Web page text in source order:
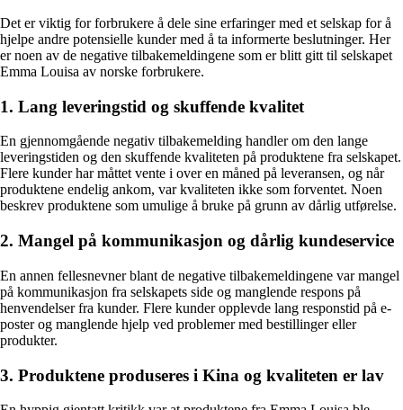
Det er viktig for forbrukere å dele sine erfaringer med et selskap for å
hjelpe andre potensielle kunder med å ta informerte beslutninger. Her
er noen av de negative tilbakemeldingene som er blitt gitt til selskapet
Emma Louisa av norske forbrukere.
1. Lang leveringstid og skuffende kvalitet
En gjennomgående negativ tilbakemelding handler om den lange
leveringstiden og den skuffende kvaliteten på produktene fra selskapet.
Flere kunder har måttet vente i over en måned på leveransen, og når
produktene endelig ankom, var kvaliteten ikke som forventet. Noen
beskrev produktene som umulige å bruke på grunn av dårlig utførelse.
2. Mangel på kommunikasjon og dårlig kundeservice
En annen fellesnevner blant de negative tilbakemeldingene var mangel
på kommunikasjon fra selskapets side og manglende respons på
henvendelser fra kunder. Flere kunder opplevde lang responstid på e-
poster og manglende hjelp ved problemer med bestillinger eller
produkter.
3. Produktene produseres i Kina og kvaliteten er lav